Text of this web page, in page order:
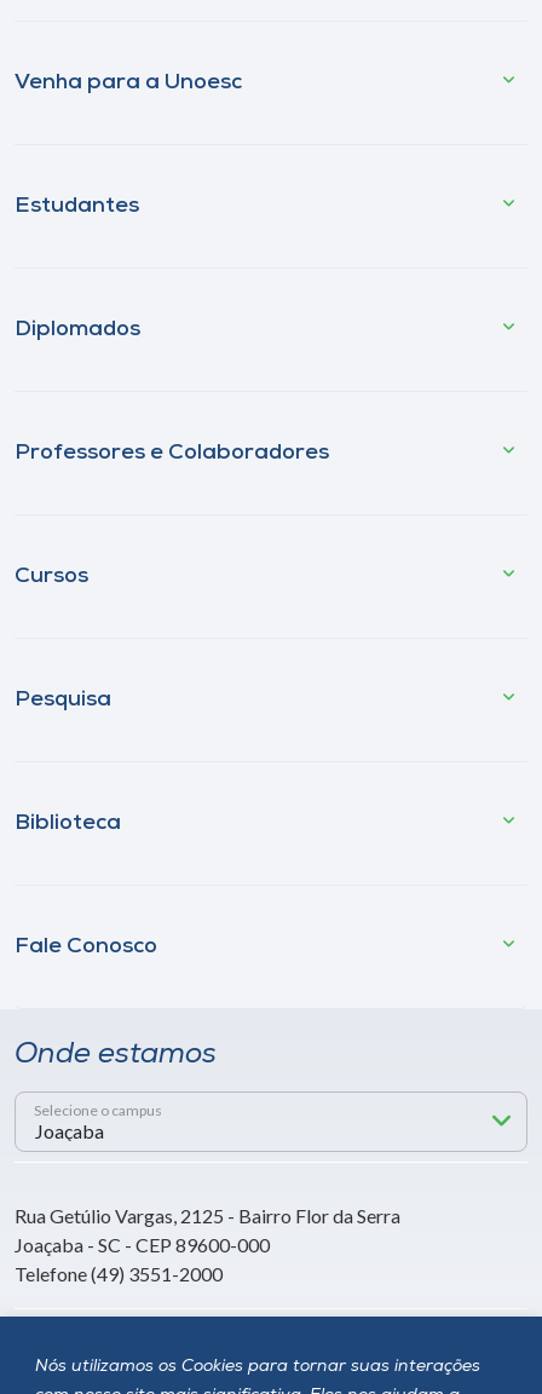
Nós utilizamos os Cookies para tornar suas interações
Venha para a Unoesc
Estudantes
Diplomados
Professores e Colaboradores
Cursos
Pesquisa
Biblioteca
Fale Conosco
Onde estamos
Selecione o campus
Rua Getúlio Vargas, 2125 - Bairro Flor da Serra
Joaçaba - SC - CEP 89600-000
Telefone (49) 3551-2000
Siga a Unoesc